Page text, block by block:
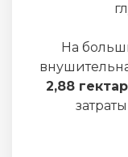
На
2,88